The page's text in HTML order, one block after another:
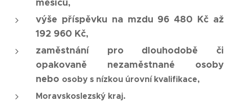
měsíců,
výše příspěvku na mzdu 96 480 Kč až
192 960 Kč,
zaměstnání pro dlouhodobě či
opakovaně nezaměstnané osoby
nebo osoby s nízkou úrovní kvalifikace,
Moravskoslezský kraj.